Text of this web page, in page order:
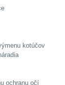
kotúčov
ochranu očí